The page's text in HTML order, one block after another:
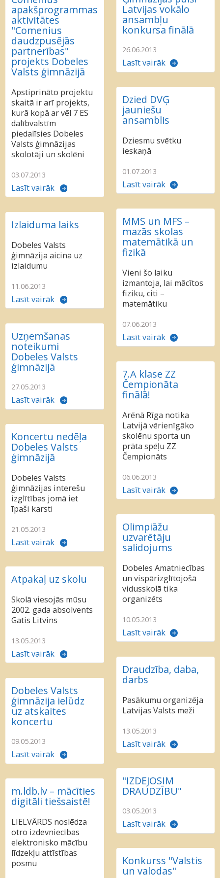
apakšprogrammas
aktivitātes
"Comenius
daudzpusējās
partnerības"
projekts Dobeles
Valsts ģimnāzijā
Apstiprināto projektu
skaitā ir arī projekts,
kurā kopā ar vēl 7 ES
dalībvalstīm
piedalīsies Dobeles
Valsts ģimnāzijas
skolotāji un skolēni
03.07.2013
Lasīt vairāk
Latvijas vokālo
ansambļu
konkursa finālā
26.06.2013
Lasīt vairāk
Dzied DVĢ
jauniešu
ansamblis
Dziesmu svētku
ieskaņā
01.07.2013
Lasīt vairāk
MMS un MFS –
mazās skolas
matemātikā un
fizikā
Vieni šo laiku
izmantoja, lai mācītos
fiziku, citi –
matemātiku
07.06.2013
Lasīt vairāk
Izlaiduma laiks
Dobeles Valsts
ģimnāzija aicina uz
izlaidumu
11.06.2013
Lasīt vairāk
Uzņemšanas
noteikumi
Dobeles Valsts
ģimnāzijā
27.05.2013
Lasīt vairāk
7.A klase ZZ
Čempionāta
finālā!
Arēnā Rīga notika
Latvijā vērienīgāko
skolēnu sporta un
prāta spēļu ZZ
Čempionāts
06.06.2013
Lasīt vairāk
Koncertu nedēļa
Dobeles Valsts
ģimnāzijā
Dobeles Valsts
ģimnāzijas interešu
izglītības jomā iet
īpaši karsti
21.05.2013
Lasīt vairāk
Olimpiāžu
uzvarētāju
salidojums
Dobeles Amatniecības
un vispārizglītojošā
vidusskolā tika
organizēts
10.05.2013
Lasīt vairāk
Atpakaļ uz skolu
Skolā viesojās mūsu
2002. gada absolvents
Gatis Litvins
13.05.2013
Lasīt vairāk
Draudzība, daba,
darbs
Pasākumu organizēja
Latvijas Valsts meži
13.05.2013
Lasīt vairāk
Dobeles Valsts
ģimnāzija ielūdz
uz atskaites
koncertu
09.05.2013
Lasīt vairāk
"IZDEJOSIM
DRAUDZĪBU"
03.05.2013
Lasīt vairāk
m.ldb.lv – mācīties
digitāli tiešsaistē!
LIELVĀRDS noslēdza
otro izdevniecības
elektronisko mācību
līdzekļu attīstības
posmu
Konkurss "Valstis
un valodas"